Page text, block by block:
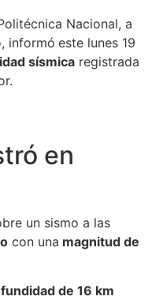
Nacional, a
informó este lunes 19
sísmica registrada
en
un sismo a las
con una magnitud de
de 16 km